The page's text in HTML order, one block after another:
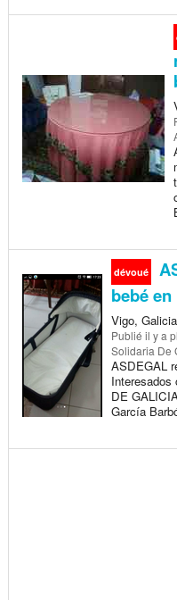
dévoué
bebé
Vigo,
Publié il y a
Solidaria De
ASDEGAL
DE
García